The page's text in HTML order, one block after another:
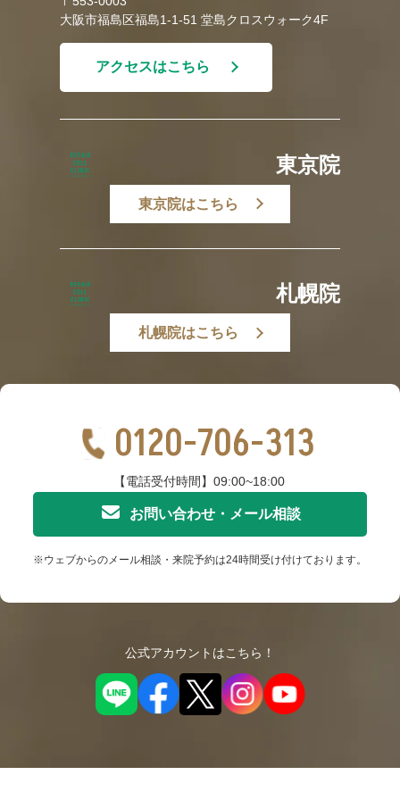
大阪市福島区福島1-1-51 堂島クロスウォーク4F
アクセスはこちら
東京院
東京院はこちら
札幌院
札幌院はこちら
0120-706-313
【電話受付時間】09:00~18:00
お問い合わせ・メール相談
※ウェブからのメール相談・来院予約は24時間受け付けております。
公式アカウントはこちら！